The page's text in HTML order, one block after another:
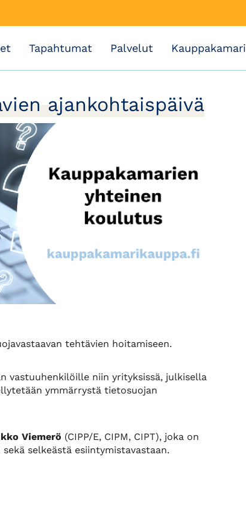
Tapahtumat Palvelut Kauppakamari
ajankohtaispäivä
tehtävien hoitamiseen.
vastuuhenkilöille niin yrityksissä, julkisella
ymmärrystä tietosuojan
Viemerö (CIPP/E, CIPM, CIPT), joka on
selkeästä esiintymistavastaan.